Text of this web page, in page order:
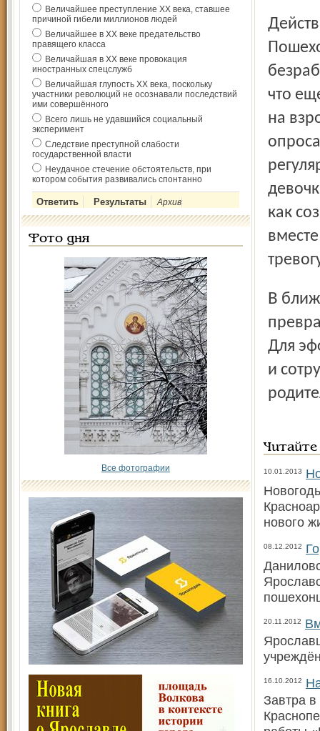
Величайшее преступление ХХ века, ставшее
причиной гибели миллионов людей
Величайшее в ХХ веке предательство
правящего класса
Величайшая в ХХ веке провокация
иностранных спецслужб
Величайшая глупость ХХ века, поскольку
участники революций не осознавали последствий
ими совершённого
Всего лишь не удавшийся социальный
эксперимент
Следствие преступной слабости
государственной власти
Неудачное стечение обстоятельств, при
котором события развивались спонтанно
Архив
Фото дня
Все фотографии
Действительно, проблема подросткового алкоголизма в
что
на
как
В ближайших планах социальных работников –
Для
и
10.01.2013
нового
08.12.2012
20.11.2012
16.10.2012
Завтра в